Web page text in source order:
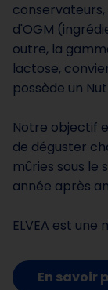
d'OGM
outre, la
lactose,
possède un
Notre objectif
de déguster
mûries sous le
année après
ELVEA est une
En savoir